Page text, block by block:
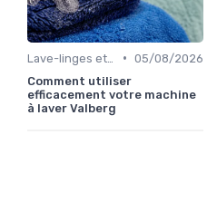
• 05/08/2026
Comment utiliser
efficacement votre machine
à laver Valberg